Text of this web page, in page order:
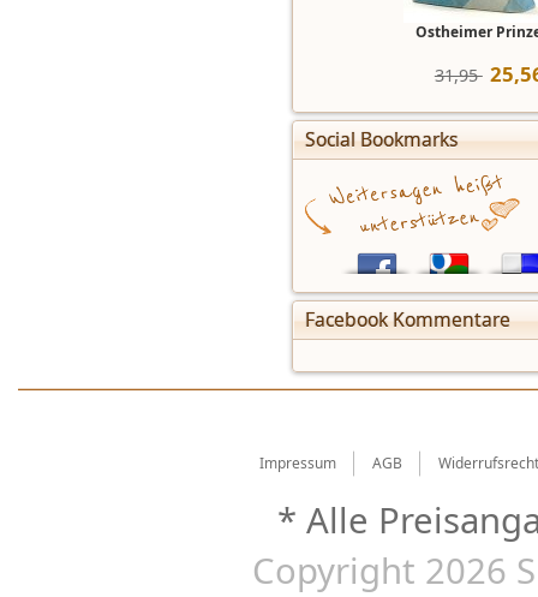
Ostheimer
31,95  25,
Social Bookmarks
Facebook Kommentare
Impressum AGB Widerrufsrecht
* Alle
Copyright 2026